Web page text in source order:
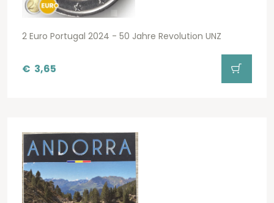
2 Euro Portugal 2024 - 50 Jahre Revolution UNZ
€ 3,65